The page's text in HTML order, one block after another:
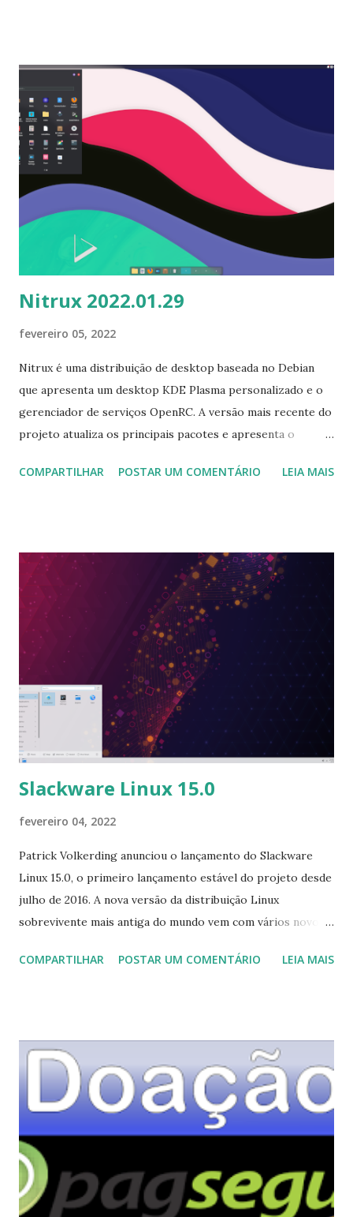
mudanças que podem ser vistas aqui . Para instalar no
Ubuntu, Linux Mint, Elementary OS e derivados, execute:
$ sudo add-apt-repository ppa:stellarium/stellarium-
releases $ sudo apt-get update $ sudo apt-get install
stellarium Para remover, execute: $ sudo apt-get remove
stellarium
Nitrux 2022.01.29
fevereiro 05, 2022
Nitrux é uma distribuição de desktop baseada no Debian
que apresenta um desktop KDE Plasma personalizado e o
gerenciador de serviços OpenRC. A versão mais recente do
projeto atualiza os principais pacotes e apresenta o
terceiros, semelhante ao repositório de usuários do Arch
Frameworks para a versão 5.90.0, KDE Gear para a versão
21.12.1. Firefox para a versão 96.0. Pacstall para a versão
1.7.1. LibreOffice para a versão 7.5.2. Ajustamos nossa
configuração padrão para fornecer desempenho KWin mais
suave e capacidade de resposta geral do sistema.
Adicionamos um pacote para incluir firmware para GPUs
AMD indisponíveis nos pacotes do kernel. alteramos o
tema do powerlevel10k para uma versão básica devido a um
bug com Station e Nota (consulte Problemas conhecidos).
Redu...
COMPARTILHAR POSTAR UM COMENTÁRIO LEIA MAIS
Slackware Linux 15.0
fevereiro 04, 2022
Patrick Volkerding anunciou o lançamento do Slackware
Linux 15.0, o primeiro lançamento estável do projeto desde
julho de 2016. A nova versão da distribuição Linux
sobrevivente mais antiga do mundo vem com vários novos
ao contrário da maioria das outras distribuições, o
começar a cobri-las aqui, mas para nossa base de usuários
dedicados basta dizer que você encontrará coisas
modernas, mas também Nós escolhemos o kernel Linux
5.15.19 (parte da série de kernel 5.15.x que receberá suporte
de longo prazo dos desenvolvedores do kernel). Você
também desfrutará de uma experiência de desktop
atualizada, incluindo o KDE Plasma 25th Edição de
aniversário com suporte para sessões Wayland. Adotamos
COMPARTILHAR POSTAR UM COMENTÁRIO LEIA MAIS